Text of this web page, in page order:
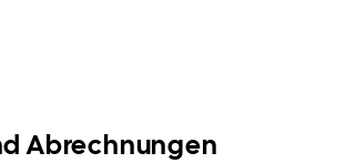
Abrechnungen